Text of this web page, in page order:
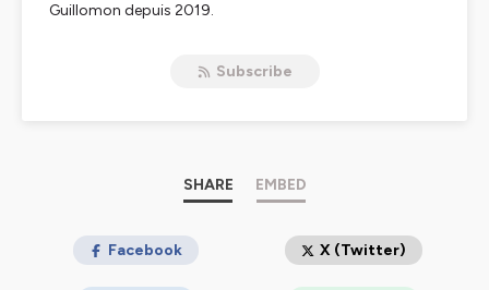
Guillomon depuis 2019.
pour plus d'informations.
Subscribe
SHARE EMBED
Facebook X (Twitter)